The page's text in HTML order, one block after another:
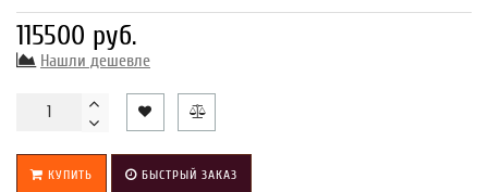
115500 руб.
Нашли дешевле
КУПИТЬ БЫСТРЫЙ ЗАКАЗ